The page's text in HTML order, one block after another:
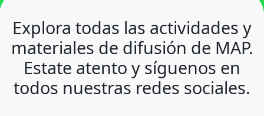
Explora todas las actividades y
materiales de difusión de MAP.
Estate atento y síguenos en
todos nuestras redes sociales.